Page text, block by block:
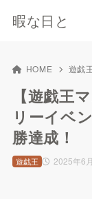
暇な日と
HOME 遊戯
【遊戯王
リーイベ
勝達成！
2025年6
遊戯王